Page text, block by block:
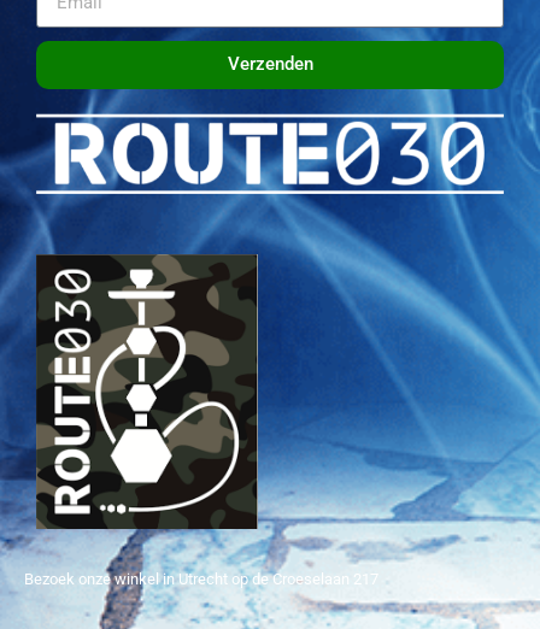
Verzenden
Bezoek onze winkel in Utrecht op de Croeselaan 217